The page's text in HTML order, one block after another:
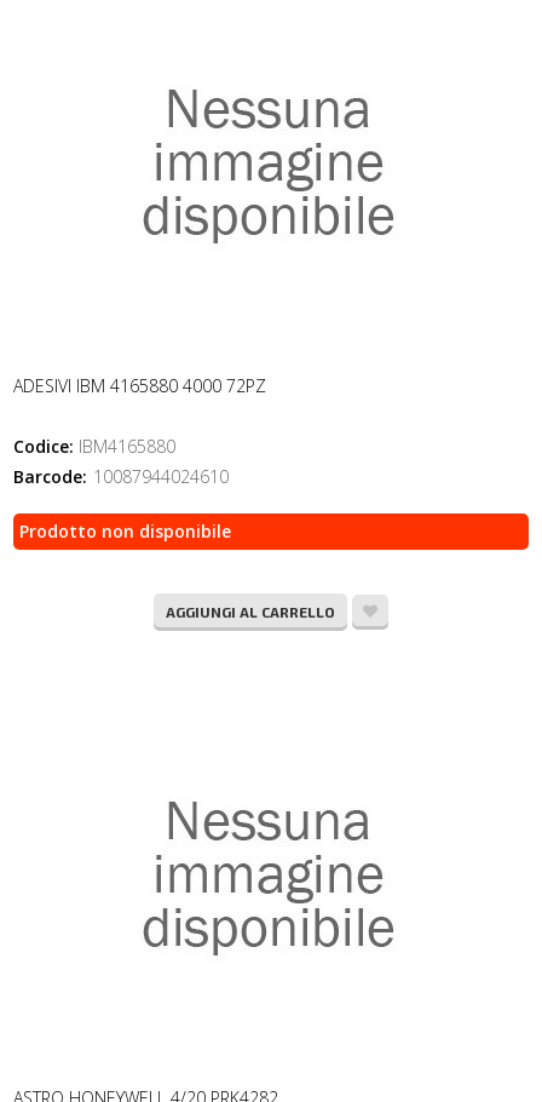
ADESIVI IBM 4165880 4000 72PZ
Codice: IBM4165880
Barcode: 10087944024610
Prodotto non disponibile
AGGIUNGI AL CARRELLO